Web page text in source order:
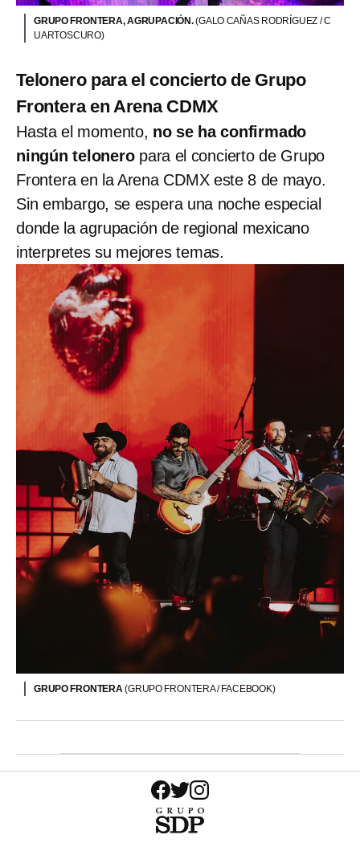
GRUPO FRONTERA, AGRUPACIÓN.(GALO CAÑAS RODRÍGUEZ / C
UARTOSCURO)
Telonero para el concierto de Grupo
Frontera en Arena CDMX
Hasta el momento, no se ha confirmado
ningún teloneropara el concierto de Grupo
Frontera en la Arena CDMX este 8 de mayo.
Sin embargo, se espera una noche especial
donde la agrupación de regional mexicano
interpretes su mejores temas.
GRUPO FRONTERA(GRUPO FRONTERA / FACEBOOK)